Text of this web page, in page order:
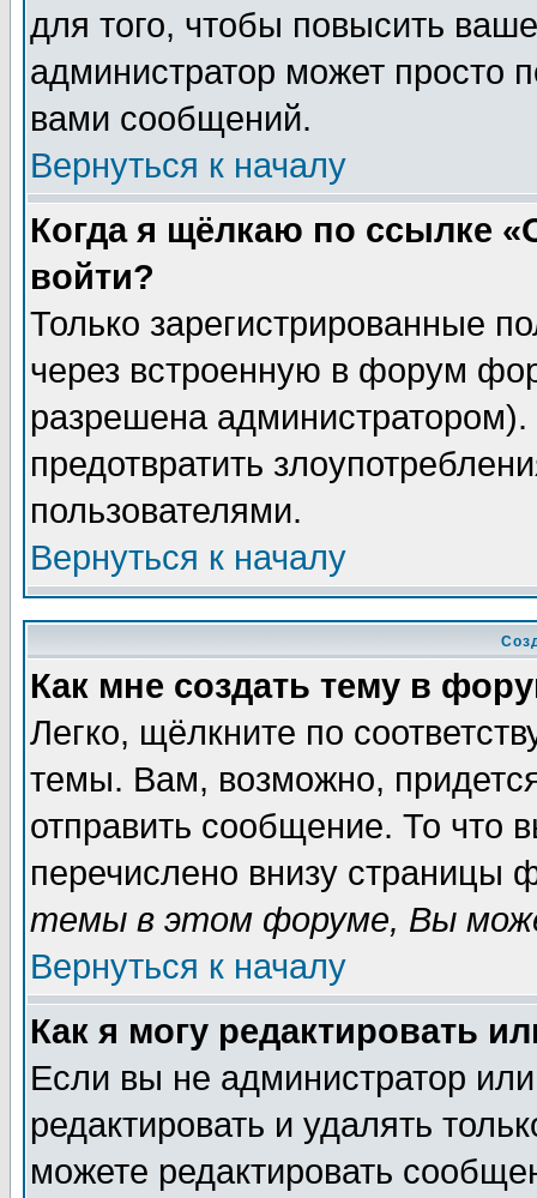
для того, чтобы повысить
администратор может просто
вами сообщений.
Вернуться к началу
Когда я щёлкаю по ссылке
войти?
Только зарегистрированные
через встроенную в форум
разрешена
предотвратить
пользователями.
Вернуться к началу
Как мне создать тему в
Легко, щёлкните по
темы. Вам, возможно,
отправить сообщение. То что
перечислено внизу страницы
темы в этом форуме, Вы
Вернуться к началу
Как я могу редактировать
Если вы не администратор
редактировать и удалять
можете редактировать